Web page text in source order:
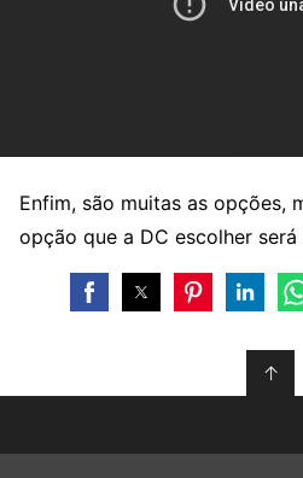
Enfim, são muitas as opções,
opção que a DC escolher será
↑